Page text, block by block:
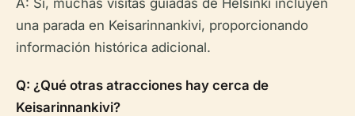
A: Sí, muchas visitas guiadas de Helsinki incluyen
una parada en Keisarinnankivi, proporcionando
información histórica adicional.
Q: ¿Qué otras atracciones hay cerca de
Keisarinnankivi?